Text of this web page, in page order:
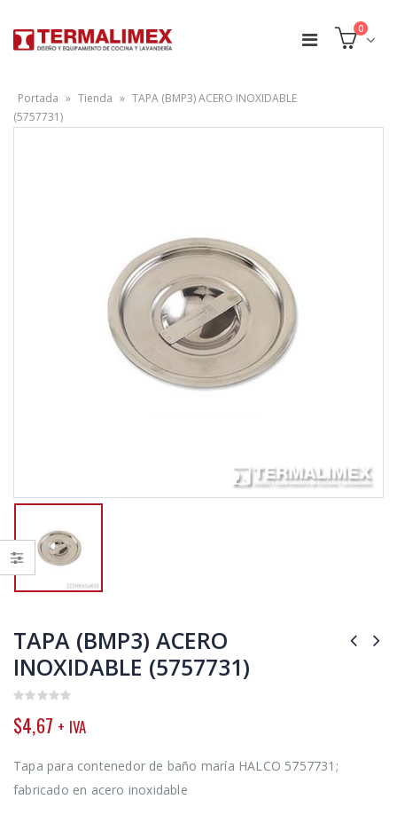
0
Portada » Tienda » TAPA (BMP3) ACERO INOXIDABLE
(5757731)
TAPA (BMP3) ACERO
INOXIDABLE (5757731)
out
of
$4,67 + IVA
Tapa para contenedor de baño maría HALCO 5757731;
fabricado en acero inoxidable